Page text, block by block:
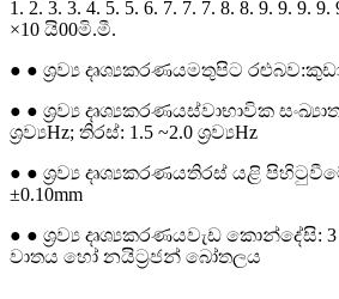
1. 2. 3. 3. 4. 5. 5. 6. 7. 7. 7. 8. 8. 9. 9. 9. 9.
×10 යි00මි.මී.
● ● ශ්‍රව්‍ය දෘශ්‍යකරණයමතුපිට රළුබව:
● ● ශ්‍රව්‍ය දෘශ්‍යකරණයස්වාභාවික
ශ්‍රව්‍යHz; තිරස්: 1.5 ~2.0 ශ්‍රව්‍යHz
● ● ශ්‍රව්‍ය දෘශ්‍යකරණයතිරස් යළි
±0.10mm
● ● ශ්‍රව්‍ය දෘශ්‍යකරණයවැඩ කොන්දේසි: 3
වාතය හෝ නයිට්‍රජන් බෝතලය